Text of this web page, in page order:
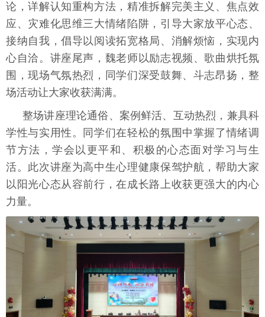
论，详解认知重构方法，精准拆解完美主义、焦点效
应、灾难化思维三大情绪陷阱，引导大家放平心态、
接纳自我，倡导以阅读拓宽格局、消解烦恼，实现内
心自洽。讲座尾声，魏老师以励志视频、歌曲烘托氛
围，现场气氛热烈，同学们深受鼓舞、斗志昂扬，整
场活动让大家收获满满。
整场讲座理论通俗、案例鲜活、互动热烈，兼具科
学性与实用性。同学们在轻松的氛围中掌握了情绪调
节方法，学会以更平和、积极的心态面对学习与生
活。此次讲座为高中生心理健康保驾护航，帮助大家
以阳光心态从容前行，在成长路上收获更强大的内心
力量。